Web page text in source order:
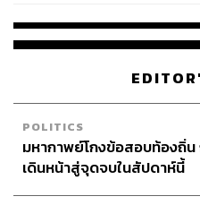
เกี่ยวข้องในกิจกรรมที่มีเป้าห
หลังหลิวเสี่ยวโปจากไป หลิ
“แม้ไม่อาจเปลี่ยนแปลงสังค
บันดาลใจให้ผู้คนมากมาย เข
ที่ตั้งเป้าหมายเดียวกันมากขึ้
มากขึ้น
“ฉันเชื่อว่าความพยายามแ
ความหมาย”
POLITICS
มหากาพย์โกงข้อสอบท้องถิ่
เดินหน้าสู่จุดจบในสัปดาห์นี้